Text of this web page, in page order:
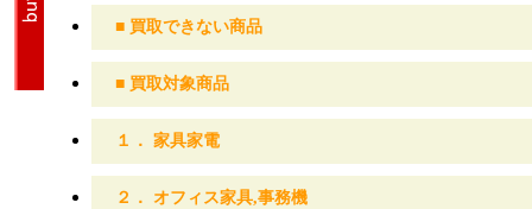
■ 買取できない商品
■ 買取対象商品
１． 家具家電
２． オフィス家具,事務機